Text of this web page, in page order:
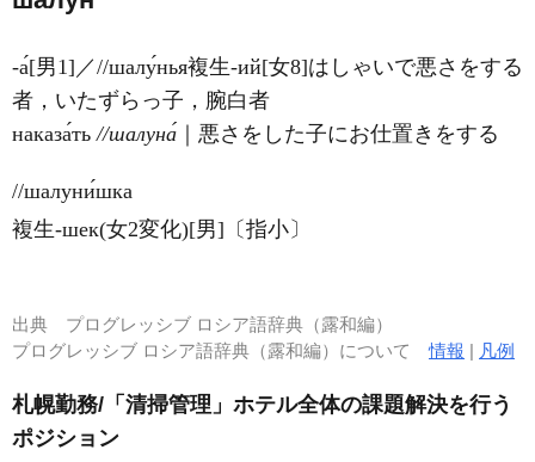
-а́[男1]／//шалу́нья複生-ий[女8]はしゃいで悪さをする
者，いたずらっ子，腕白者
наказа́ть//шалуна́ ｜悪さをした子にお仕置きをする
//шалуни́шка
複生-шек(女2変化)[男]〔指小〕
出典 プログレッシブ ロシア語辞典（露和編）
プログレッシブ ロシア語辞典（露和編）について情報 | 凡例
札幌勤務/「清掃管理」ホテル全体の課題解決を行う
ポジション